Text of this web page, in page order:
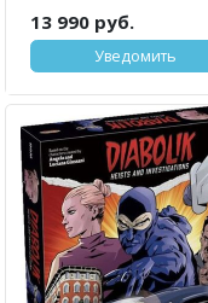
13 990 руб.
Уведомить